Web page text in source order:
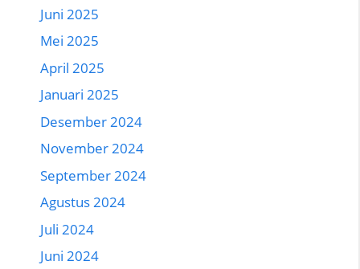
Juni 2025
Mei 2025
April 2025
Januari 2025
Desember 2024
November 2024
September 2024
Agustus 2024
Juli 2024
Juni 2024